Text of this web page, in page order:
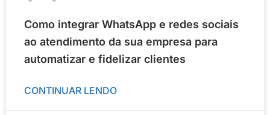
Como integrar WhatsApp e redes sociais
ao atendimento da sua empresa para
automatizar e fidelizar clientes
CONTINUAR LENDO